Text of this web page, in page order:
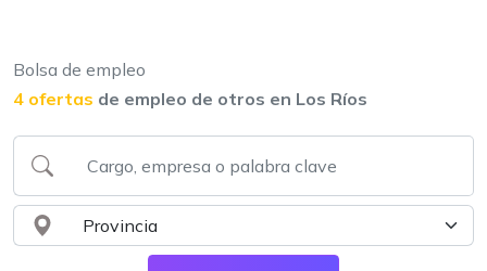
Bolsa de empleo
4 ofertas de empleo de otros en Los Ríos